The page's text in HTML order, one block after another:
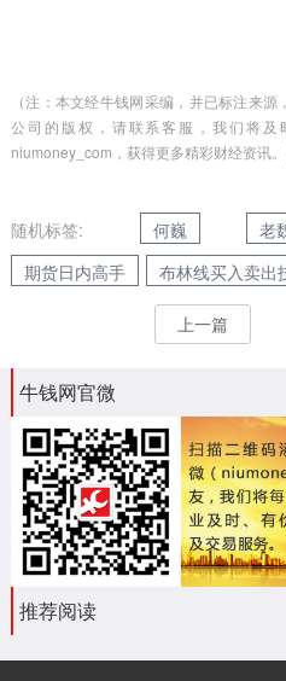
（注：本文经牛钱网采编，并已标注来
公司的版权，请联系客服，我们将及
niumoney_com，获得更多精彩财经资讯。
随机标签: 何巍 老
期货日内高手
布林线买入卖出
上一篇
牛钱网官微
推荐阅读